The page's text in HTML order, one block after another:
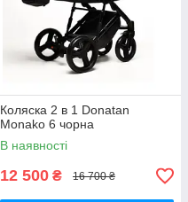
Коляска 2 в 1 Donatan
Monako 6 чорна
В наявності
12 500 ₴ 16 700 ₴